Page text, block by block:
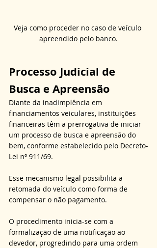
Veja como proceder no caso de veículo
apreendido pelo banco.
Processo Judicial de
Busca e Apreensão
Diante da inadimplência em
financiamentos veiculares, instituições
financeiras têm a prerrogativa de iniciar
um processo de busca e apreensão do
bem, conforme estabelecido pelo Decreto-
Lei nº 911/69.
Esse mecanismo legal possibilita a
retomada do veículo como forma de
compensar o não pagamento.
O procedimento inicia-se com a
formalização de uma notificação ao
devedor, progredindo para uma ordem